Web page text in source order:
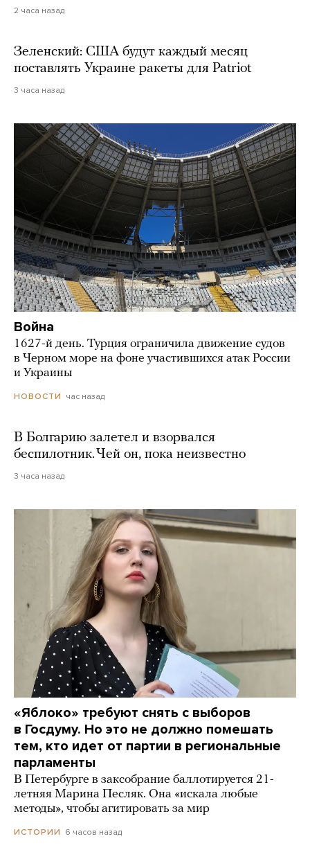
2 часа назад
Зеленский: США будут каждый месяц
поставлять Украине ракеты для Patriot
3 часа назад
Война
1627-й день. Турция ограничила движение судов
в Черном море на фоне участившихся атак России
и Украины
НОВОСТИ час назад
В Болгарию залетел и взорвался
беспилотник. Чей он, пока неизвестно
3 часа назад
«Яблоко» требуют снять с выборов
в Госдуму. Но это не должно помешать
тем, кто идет от партии в региональные
парламенты
В Петербурге в заксобрание баллотируется 21-
летняя Марина Песляк. Она «искала любые
методы», чтобы агитировать за мир
ИСТОРИИ 6 часов назад